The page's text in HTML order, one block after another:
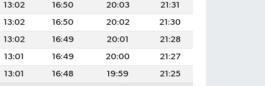
13:02 16:50 20:03
21:31
13:02 16:50 20:02
21:30
13:02 16:49 20:01
21:28
13:01 16:49 20:00
21:27
13:01 16:48 19:59
21:25